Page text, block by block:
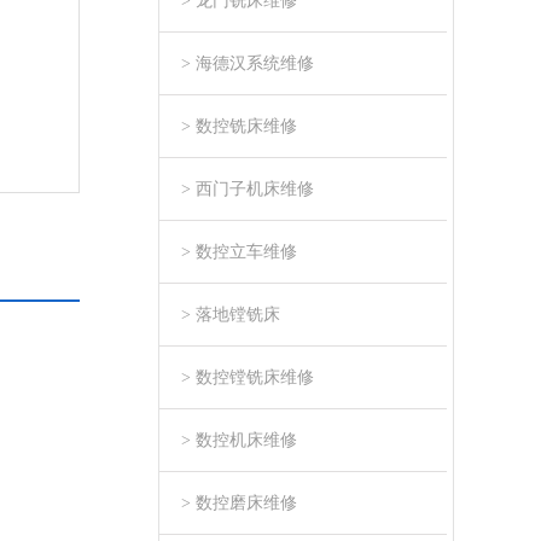
> 海德汉系统维修
> 数控铣床维修
> 西门子机床维修
> 数控立车维修
> 落地镗铣床
> 数控镗铣床维修
> 数控机床维修
> 数控磨床维修